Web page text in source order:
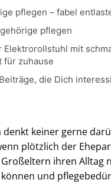
pflegen – fabel
pflegen
Elektrorollstuhl mit
für zuhause
die Dich
denkt keiner gerne
plötzlich der
ihren Alltag
und